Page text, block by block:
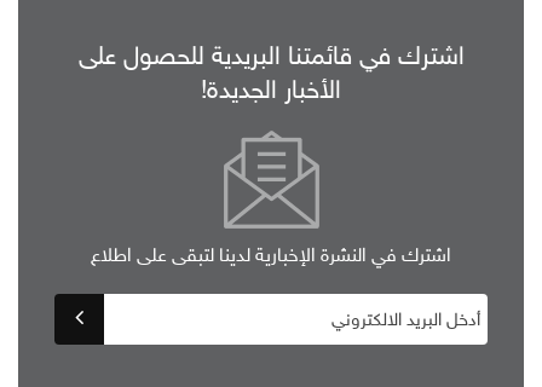
اشترك في قائمتنا البريدية للحصول على
الأخبار الجديدة!
اشترك في النشرة الإخبارية لدينا لتبقى على اطلاع